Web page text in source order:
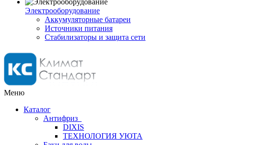
Электрооборудование
Аккумуляторные батареи
Источники питания
Стабилизаторы и защита сети
Меню
Каталог
Антифриз
DIXIS
ТЕХНОЛОГИЯ УЮТА